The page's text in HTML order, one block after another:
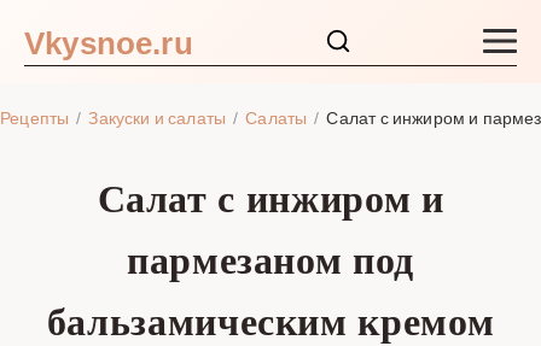
Vkysnoe.ru
Рецепты Закуски и салаты Салаты Салат с инжиром и
Салат с инжиром и
пармезаном под
бальзамическим кремом